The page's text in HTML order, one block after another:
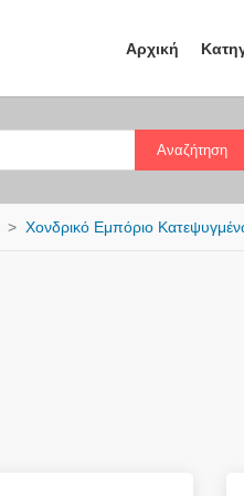
Αρχική
Αναζήτηση
Χονδρικό Εμπόριο